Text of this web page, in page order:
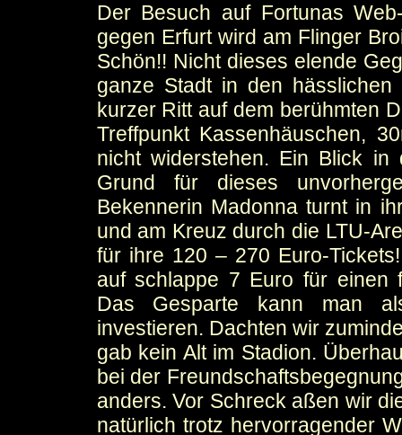
Der Besuch auf Fortunas
gegen Erfurt wird am Flinger
Schön!! Nicht dieses elende
ganze Stadt in den
kurzer Ritt auf dem berühmten
Treffpunkt Kassenhäuschen,
nicht widerstehen. Ein Blick
Grund für dieses
Bekennerin Madonna turnt in
und am Kreuz durch die LTU-
für ihre 120 – 270 Euro-
auf schlappe 7 Euro für einen
Das Gesparte kann man
investieren. Dachten wir
gab kein Alt im Stadion.
bei der
anders. Vor Schreck aßen wir
natürlich trotz hervorragender